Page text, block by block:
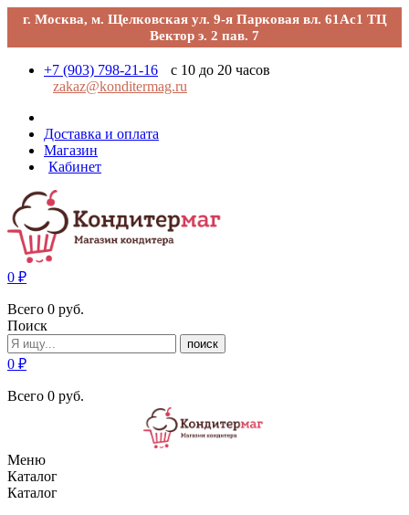
г. Москва, м. Щелковская ул. 9-я Парковая вл. 61Ас1 ТЦ
Вектор э. 2 пав. 7
+7 (903) 798-21-16
с 10 до 20 часов
zakaz@konditermag.ru
Доставка и оплата
Магазин
Кабинет
0 ₽
Всего 0 руб.
Поиск
поиск
0 ₽
Всего 0 руб.
Меню
Каталог
Каталог